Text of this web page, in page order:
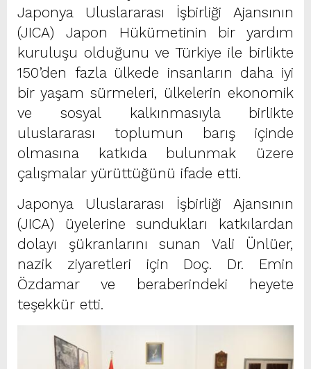
Japonya Uluslararası İşbirliği Ajansının
(JICA) Japon Hükümetinin bir yardım
kuruluşu olduğunu ve Türkiye ile birlikte
150’den fazla ülkede insanların daha iyi
bir yaşam sürmeleri, ülkelerin ekonomik
ve sosyal kalkınmasıyla birlikte
uluslararası toplumun barış içinde
olmasına katkıda bulunmak üzere
çalışmalar yürüttüğünü ifade etti.
Japonya Uluslararası İşbirliği Ajansının
(JICA) üyelerine sundukları katkılardan
dolayı şükranlarını sunan Vali Ünlüer,
nazik ziyaretleri için Doç. Dr. Emin
Özdamar ve beraberindeki heyete
teşekkür etti.